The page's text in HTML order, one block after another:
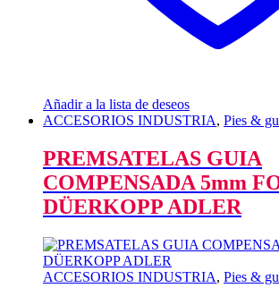
Añadir a la lista de deseos
ACCESORIOS INDUSTRIA, Pies &
PREMSATELAS GUIA
COMPENSADA 5mm
DÜERKOPP ADLER
ACCESORIOS INDUSTRIA, Pies &